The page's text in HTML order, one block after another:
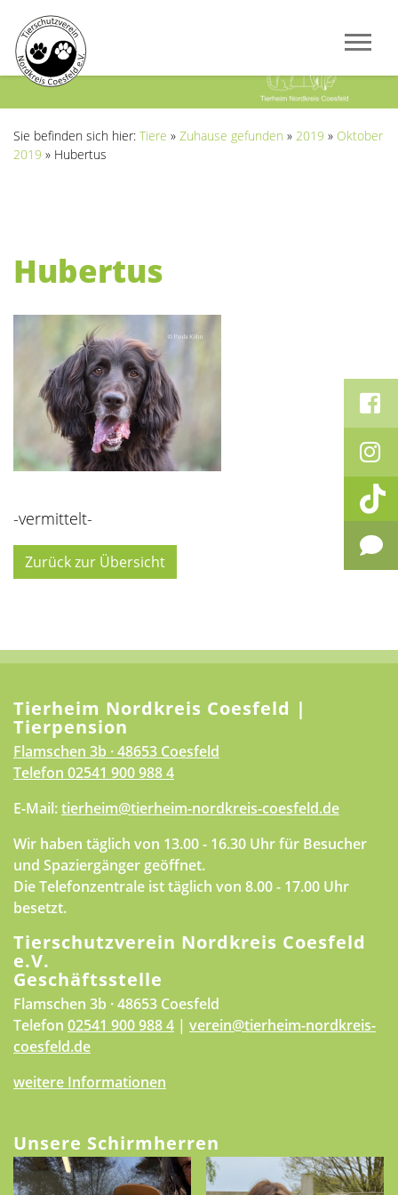
Sie befinden sich hier: Tiere » Zuhause gefunden » 2019 » Oktober
2019 » Hubertus
Hubertus
-vermittelt-
Zurück zur Übersicht
Tierheim Nordkreis Coesfeld |
Tierpension
Flamschen 3b · 48653 Coesfeld
Telefon 02541 900 988 4
E-Mail:tierheim@tierheim-nordkreis-coesfeld.de
Wir haben täglich von 13.00 - 16.30 Uhr für Besucher
und Spaziergänger geöffnet.
Die Telefonzentrale ist täglich von 8.00 - 17.00 Uhr
besetzt.
Tierschutzverein Nordkreis Coesfeld
e.V.
Geschäftsstelle
Flamschen 3b · 48653 Coesfeld
Telefon 02541 900 988 4 | verein@tierheim-nordkreis-
coesfeld.de
weitere Informationen
Unsere Schirmherren